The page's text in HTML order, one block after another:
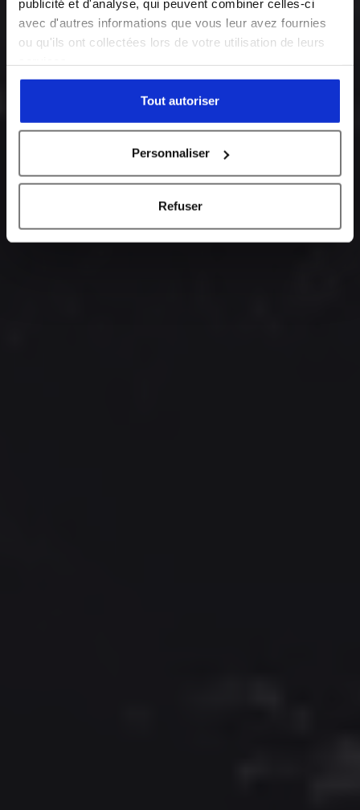
publicité et d'analyse, qui peuvent combiner celles-ci
avec d'autres informations que vous leur avez fournies
ou qu'ils ont collectées lors de votre utilisation de leurs
Tout autoriser
Personnaliser
Refuser
The ECM Group is committed to helping you
develop your career in a technical, international and
on a human scale environment.